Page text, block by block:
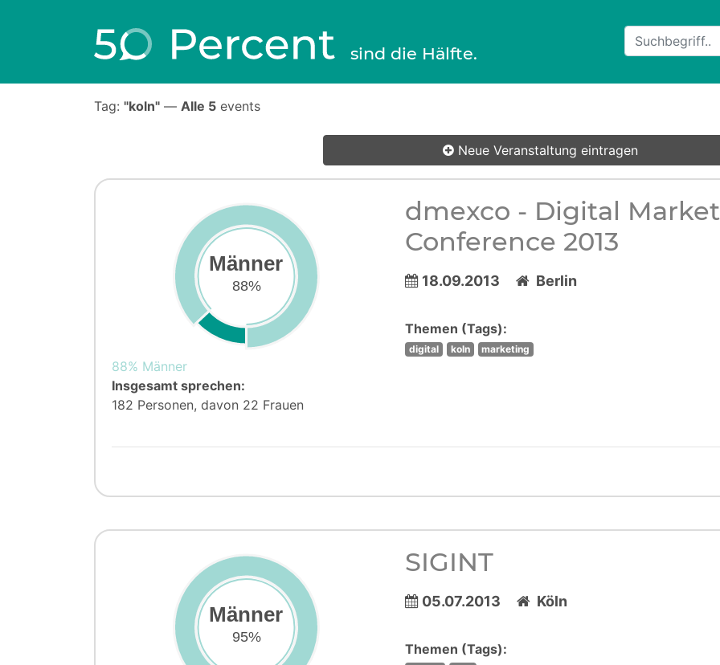
sind die Hälfte.
Tag: "koln" — Alle 5 events
Neue Veranstaltung eintragen
Männer
88%
88% Männer
Insgesamt sprechen:
182 Personen, davon 22 Frauen
dmexco - Digital
Conference 2013
18.09.2013 Berlin
Themen (Tags):
digital koln marketing
Männer
95%
SIGINT
05.07.2013 Köln
Themen (Tags):